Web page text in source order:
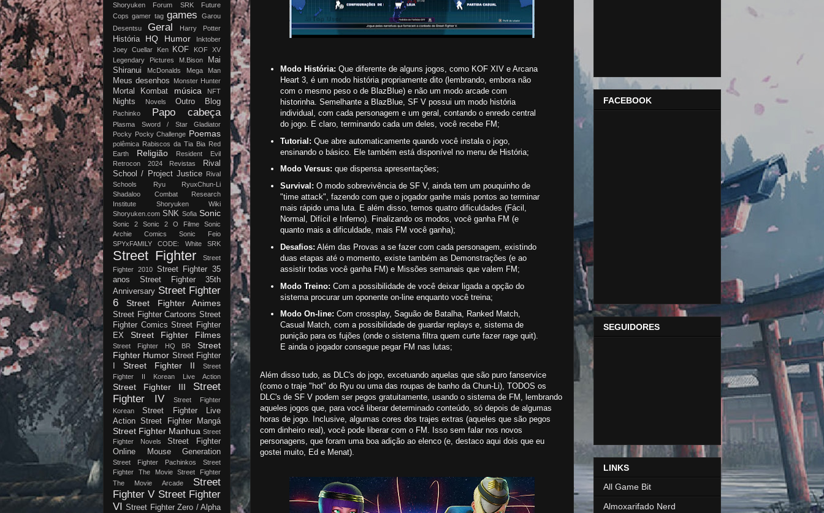
Modo História: Que diferente de alguns jogos, como KOF XIV e Arcana
Heart 3, é um modo história propriamente dito (lembrando, embora não
com o mesmo peso o de BlazBlue) e não um modo arcade com
historinha. Semelhante a BlazBlue, SF V possui um modo história
individual, com cada personagem e um geral, contando o enredo central
do jogo. E claro, terminando cada um deles, você recebe FM;
Tutorial: Que abre automaticamente quando você instala o jogo,
ensinando o básico. Ele também está disponível no menu de História;
Modo Versus: que dispensa apresentações;
Survival: O modo sobrevivência de SF V, ainda tem um pouquinho de
"time attack", fazendo com que o jogador ganhe mais pontos ao terminar
mais rápido uma luta. E além disso, temos quatro dificuldades (Fácil,
Normal, Difícil e Inferno). Finalizando os modos, você ganha FM (e
quanto mais a dificuldade, mais FM você ganha);
Desafios: Além das Provas a se fazer com cada personagem, existindo
duas etapas até o momento, existe também as Demonstrações (e ao
assistir todas você ganha FM) e Missões semanais que valem FM;
Modo Treino: Com a possibilidade de você deixar ligada a opção do
sistema procurar um oponente on-line enquanto você treina;
Modo On-line: Com crossplay, Saguão de Batalha, Ranked Match,
Casual Match, com a possibilidade de guardar replays e, sistema de
punição para os fujões (onde o sistema filtra quem curte fazer rage quit).
E ainda o jogador consegue pegar FM nas lutas;
Além disso tudo, as DLC's do jogo, excetuando aquelas que são puro fanservice
(como o traje "hot" do Ryu ou uma das roupas de banho da Chun-Li), TODOS os
DLC's de SF V podem ser pegos gratuitamente, usando o sistema de FM, lembrando
aqueles jogos que, para você liberar determinado conteúdo, só depois de algumas
horas de jogo. Inclusive, algumas cores dos trajes extras (aqueles que são pegos
com dinheiro real), você pode liberar com o FM. Isso sem falar nos novos
personagens, que foram uma boa adição ao elenco (e, destaco aqui dois que eu
gostei muito, Ed e Menat).
Shoryuken
Forum SRK
Future
Cops gamer tag games
Garou
Desentsu
Geral Harry Potter
História HQ Humor
Inktober
Joey Cuellar
Ken KOF
KOF XV
Legendary Pictures
M.Bison
Mai
Shiranui
McDonalds Mega Man
Meus desenhos Monster Hunter
Mortal Kombat música NFT
Nights Novels Outro Blog
Pachinko Papo cabeça
Plasma Sword / Star Gladiator
Pocky Pocky Challenge Poemas
polêmica Rabiscos da Tia Bia Red
Earth
Religião
Resident Evil
Retrocon 2024
Revistas
Rival
School / Project Justice
Rival
Schools
Ryu
RyuxChun-Li
Shadaloo Combat Research
Institute
Shoryuken Wiki
Shoryuken.com SNK Sofia Sonic
Sonic 2 Sonic 2 O Filme
Sonic
Archie Comics
Sonic Feio
SPYxFAMILY CODE: White
SRK
Street Fighter
Street
Fighter 2010
Street Fighter 35
anos
Street Fighter 35th
Anniversary Street Fighter
6
Street Fighter Animes
Street Fighter Cartoons Street
Fighter Comics Street Fighter
EX
Street Fighter Filmes
Street Fighter HQ BR
Street
Fighter Humor Street Fighter
Street Fighter II
Street
Fighter II Korean Live Action
Street Fighter III
Street
Fighter IV
Street Fighter
Korean
Street Fighter Live
Action Street Fighter Mangá
Street Fighter Manhua Street
Fighter Novels
Street Fighter
Online Mouse Generation
Street Fighter Pachinkos
Street
Fighter The Movie
Street Fighter
The Movie Arcade
Street
Fighter V Street Fighter
VI Street Fighter Zero / Alpha
FACEBOOK
SEGUIDORES
LINKS
All Game Bit
Almoxarifado Nerd